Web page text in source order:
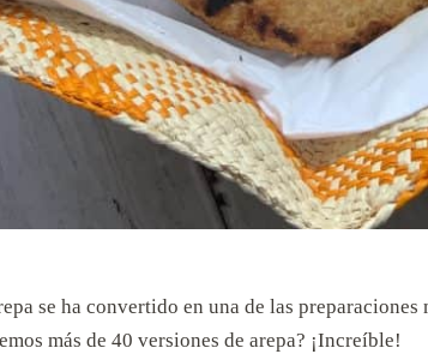
se ha convertido en una de las preparaciones
más de 40 versiones de arepa? ¡Increíble!